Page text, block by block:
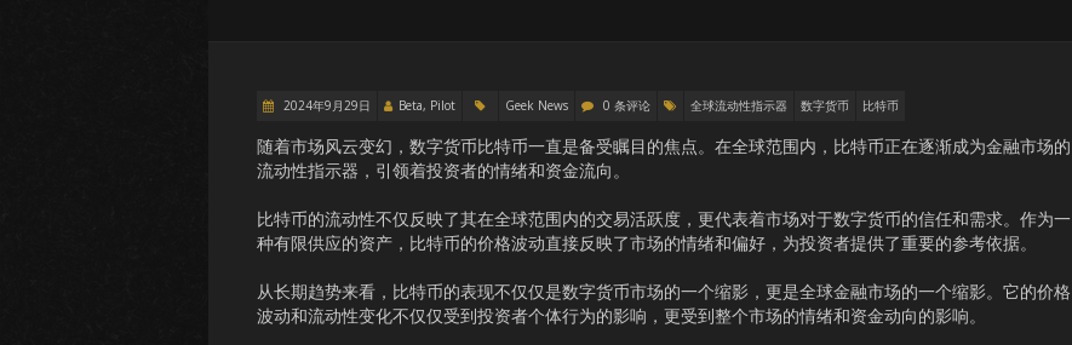
2024年9月29日 Beta, Pilot Geek News 0 条评论 全球流动性指示器 数字货币 比特币
随着市场风云变幻，数字货币比特币一直是备受瞩目的焦点。在全球范围内，比特币正在逐渐成为金融市场的
流动性指示器，引领着投资者的情绪和资金流向。
比特币的流动性不仅反映了其在全球范围内的交易活跃度，更代表着市场对于数字货币的信任和需求。作为一
种有限供应的资产，比特币的价格波动直接反映了市场的情绪和偏好，为投资者提供了重要的参考依据。
从长期趋势来看，比特币的表现不仅仅是数字货币市场的一个缩影，更是全球金融市场的一个缩影。它的价格
波动和流动性变化不仅仅受到投资者个体行为的影响，更受到整个市场的情绪和资金动向的影响。